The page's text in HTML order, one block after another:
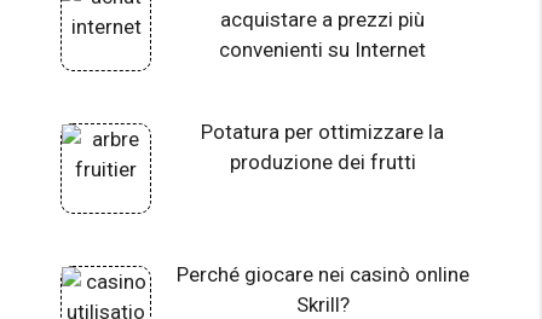
acquistare a prezzi più
convenienti su Internet
Potatura per ottimizzare la
produzione dei frutti
Perché giocare nei casinò online
Skrill?